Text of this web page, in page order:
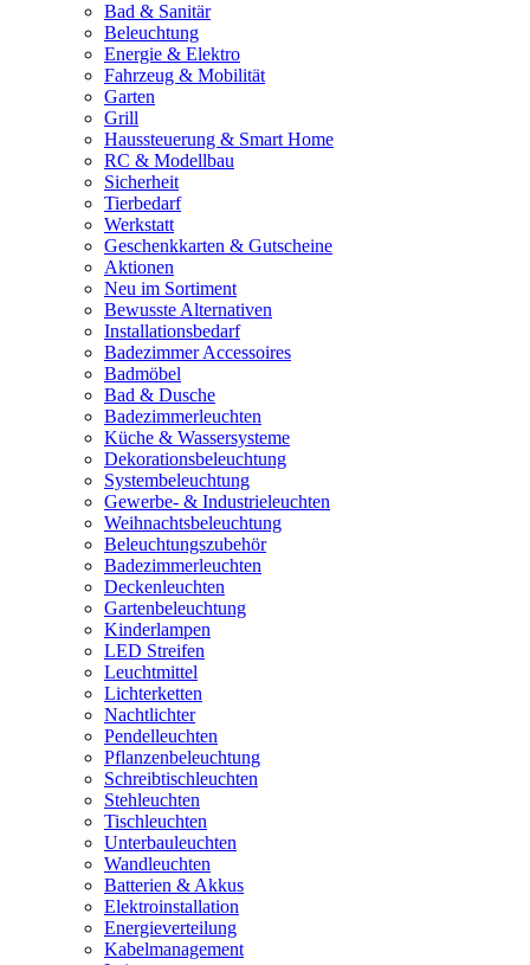
Bad & Sanitär
Beleuchtung
Energie & Elektro
Fahrzeug & Mobilität
Garten
Grill
Haussteuerung & Smart Home
RC & Modellbau
Sicherheit
Tierbedarf
Werkstatt
Geschenkkarten & Gutscheine
Aktionen
Neu im Sortiment
Bewusste Alternativen
Installationsbedarf
Badezimmer Accessoires
Badmöbel
Bad & Dusche
Badezimmerleuchten
Küche & Wassersysteme
Dekorationsbeleuchtung
Systembeleuchtung
Gewerbe- & Industrieleuchten
Weihnachtsbeleuchtung
Beleuchtungszubehör
Badezimmerleuchten
Deckenleuchten
Gartenbeleuchtung
Kinderlampen
LED Streifen
Leuchtmittel
Lichterketten
Nachtlichter
Pendelleuchten
Pflanzenbeleuchtung
Schreibtischleuchten
Stehleuchten
Tischleuchten
Unterbauleuchten
Wandleuchten
Batterien & Akkus
Elektroinstallation
Energieverteilung
Kabelmanagement